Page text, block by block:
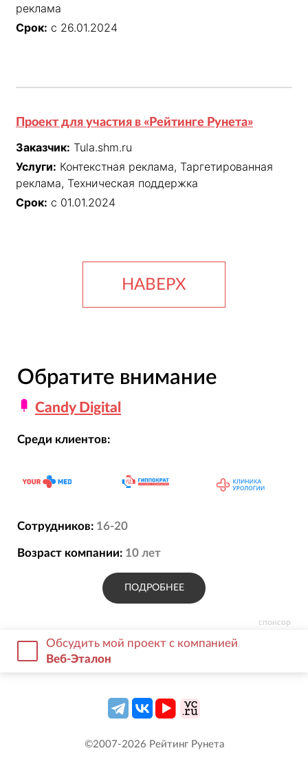
реклама
Срок: с 26.01.2024
Проект для участия в «Рейтинге Рунета»
Заказчик: Tula.shm.ru
Услуги: Контекстная реклама, Таргетированная
реклама, Техническая поддержка
Срок: с 01.01.2024
НАВЕРХ
спонсор
Обратите внимание
Candy Digital
Среди клиентов:
Сотрудников: 16-20
Возраст компании: 10 лет
ПОДРОБНЕЕ
Обсудить мой проект с компанией
Веб-Эталон
©2007-2026 Рейтинг Рунета